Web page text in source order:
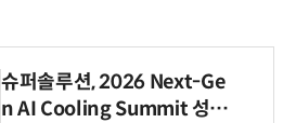
슈퍼솔루션, 2026 Next-Ge
n AI Cooling Summit 성황